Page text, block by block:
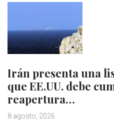
Irán presenta una
que EE.UU. debe
reapertura…
8 agosto, 2026